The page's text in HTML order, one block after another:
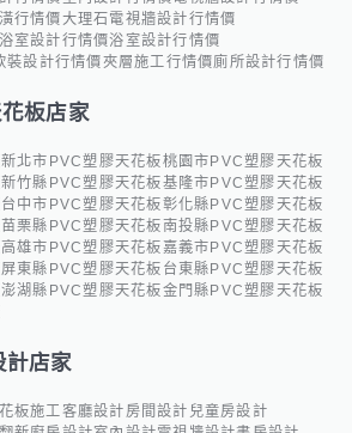
行情價大理石電視牆設計行情價
室設計行情價浴室設計行情價
裝設計行情價夾層施工行情價廁所設計行情價
板店家
新北市PVC塑膠天花板桃園市PVC塑膠天花板
新竹縣PVC塑膠天花板基隆市PVC塑膠天花板
台中市PVC塑膠天花板彰化縣PVC塑膠天花板
苗栗縣PVC塑膠天花板 南投縣PVC塑膠天花板
高雄市PVC塑膠天花板 嘉義市PVC塑膠天花板
屏東縣PVC塑膠天花板 台東縣PVC塑膠天花板
澎湖縣PVC塑膠天花板金門縣PVC塑膠天花板
計店家
板施工客廳設計 房間設計 兒童房設計